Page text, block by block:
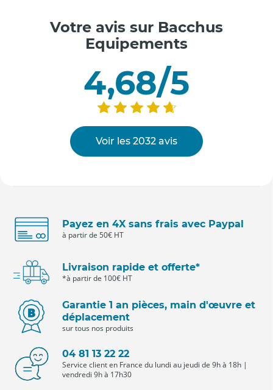
Votre avis sur Bacchus
Equipements
4,68/5
Voir les 2032 avis
Payez en 4X sans frais avec Paypal
à partir de 50€ HT
Livraison rapide et offerte*
*à partir de 100€ HT
Garantie 1 an pièces, main d'œuvre et
déplacement
sur tous nos produits
04 81 13 22 22
Service client en France du lundi au jeudi de 9h à 18h |
vendredi 9h à 17h30